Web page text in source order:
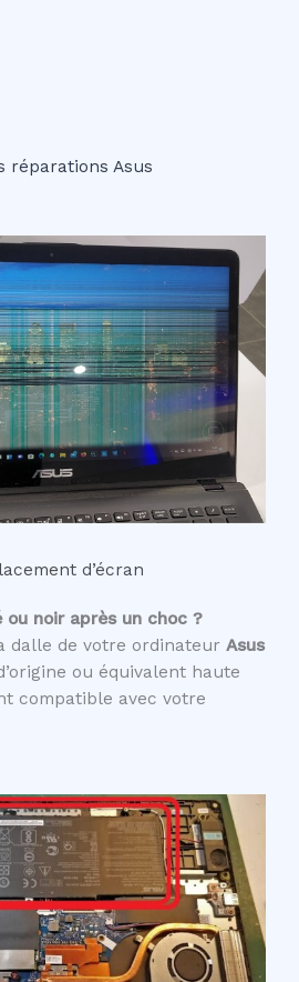
réparations Asus
d’écran
ou noir après un choc ?
dalle de votre ordinateur Asus
ou équivalent haute
compatible avec votre